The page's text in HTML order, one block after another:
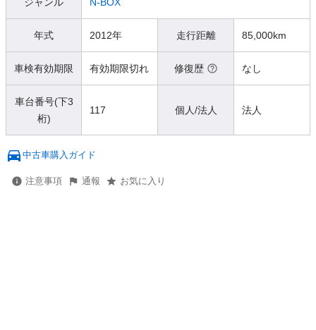
年式 2012年 走行距離 85,000km
車検有効期限 有効期限切れ 修復歴 なし
車台番号(下3
桁)
117 個人/法人 法人
中古車購入ガイド
注意事項 通報 お気に入り